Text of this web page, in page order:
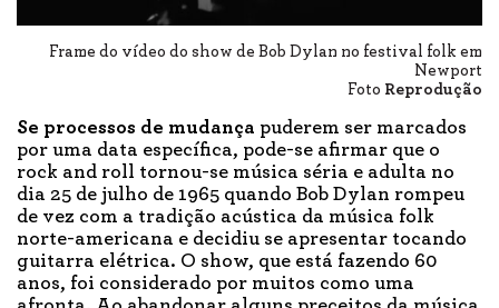
Frame do vídeo do show de Bob Dylan no festival folk em
Newport
Foto Reprodução
Se processos de mudança puderem ser marcados
por uma data específica, pode-se afirmar que o
rock and roll tornou-se música séria e adulta no
dia 25 de julho de 1965 quando Bob Dylan rompeu
de vez com a tradição acústica da música folk
norte-americana e decidiu se apresentar tocando
guitarra elétrica. O show, que está fazendo 60
anos, foi considerado por muitos como uma